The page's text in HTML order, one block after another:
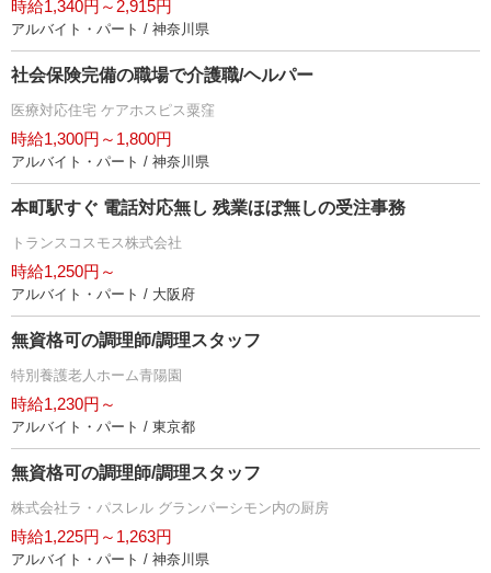
時給1,340円～2,915円
アルバイト・パート / 神奈川県
社会保険完備の職場で介護職/ヘルパー
医療対応住宅 ケアホスピス粟窪
時給1,300円～1,800円
アルバイト・パート / 神奈川県
本町駅すぐ 電話対応無し 残業ほぼ無しの受注事務
トランスコスモス株式会社
時給1,250円～
アルバイト・パート / 大阪府
無資格可の調理師/調理スタッフ
特別養護老人ホーム青陽園
時給1,230円～
アルバイト・パート / 東京都
無資格可の調理師/調理スタッフ
株式会社ラ・パスレル グランパーシモン内の厨房
時給1,225円～1,263円
アルバイト・パート / 神奈川県